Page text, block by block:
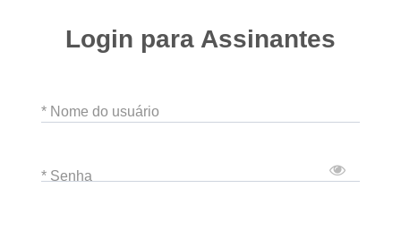
Login para Assinantes
* Nome do usuário
* Senha